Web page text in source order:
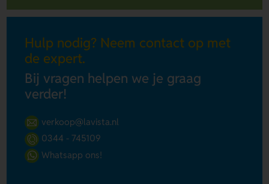
Hulp nodig? Neem contact op met
de expert.
Bij vragen helpen we je graag
verder!
verkoop@lavista.nl
0344 - 745109
Whatsapp ons!